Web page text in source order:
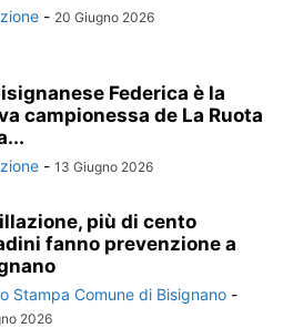
- 20 Giugno 2026
Federica è la
campionessa de La Ruota
- 13 Giugno 2026
più di cento
fanno prevenzione a
Stampa Comune di Bisignano -
2026